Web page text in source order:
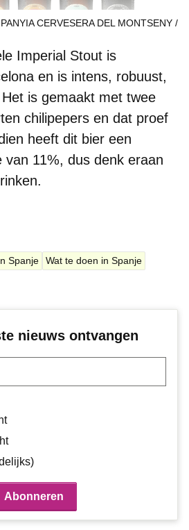
CERVESERA DEL MONTSENY
Imperial Stout is
​​en is intens, robuust,
is gemaakt met twee
chilipepers en dat proef
heeft dit bier een
van 11%, dus denk eraan
Spanje Wat te doen in Spanje
nieuws ontvangen